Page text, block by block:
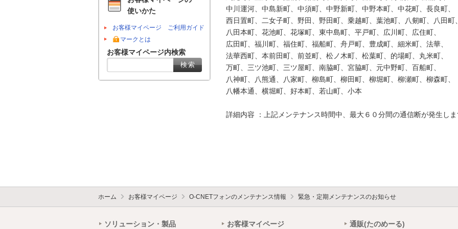
中川運河、中島新町、中須町、中野新町、中野本町、中花町、長良町、
西日置町、二女子町、野田、野田町、乗越町、葉池町、八剱町、八田町、
八田本町、花池町、花塚町、東中島町、平戸町、広川町、広住町、
広田町、福川町、福住町、福船町、舟戸町、豊成町、細米町、法華、
法華西町、本前田町、前並町、松ノ木町、松葉町、的場町、丸米町、
万町、三ツ池町、三ツ屋町、南脇町、宮脇町、元中野町、百船町、
八神町、八熊通、八家町、柳島町、柳田町、柳堀町、柳瀬町、柳森町、
八幡本通、横堀町、好本町、若山町、小本
詳細内容 ：上記メンテナンス時間中、最大６０分間の通信断が発生しま
使いかた
お客様マイページ ご利用ガイド
マークとは
お客様マイページ内検索
ホーム お客様マイページ O-CNETフォンのメンテナンス情報 緊急・定期メンテナンスのお知らせ
ソリューション・製品 お客様マイページ 通販(たのめーる)